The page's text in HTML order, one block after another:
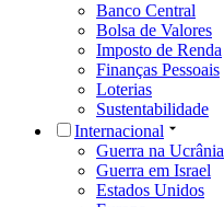
Banco Central
Bolsa de Valores
Imposto de Renda
Finanças Pessoais
Loterias
Sustentabilidade
Internacional
Guerra na Ucrânia
Guerra em Israel
Estados Unidos